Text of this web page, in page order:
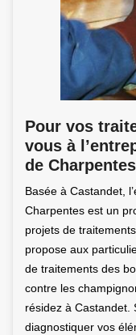
Pour vos
vous à
de
Basée à Castandet,
Charpentes est un
projets de
propose aux
de traitements des
contre les
résidez à Castandet.
diagnostiquer vos